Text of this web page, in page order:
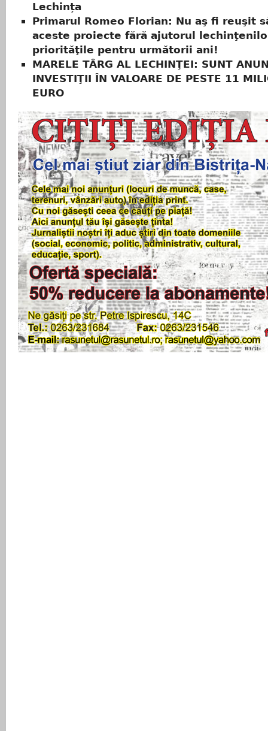
Lechința
Primarul Romeo Florian: Nu aş fi reuşit
aceste proiecte fără ajutorul
priorităţile pentru următorii ani!
MARELE TÂRG AL LECHINŢEI: SUNT
INVESTIŢII ÎN VALOARE DE PESTE 11
EURO